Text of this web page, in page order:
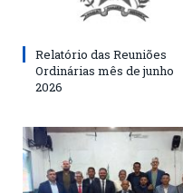
Relatório das Reuniões
Ordinárias mês de junho
2026